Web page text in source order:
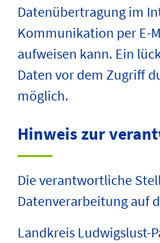
Datenübertragung im
Kommunikation per E-
aufweisen kann. Ein
Daten vor dem Zugriff
möglich.
Hinweis zur
Die verantwortliche
Datenverarbeitung auf
Landkreis Ludwigslust-